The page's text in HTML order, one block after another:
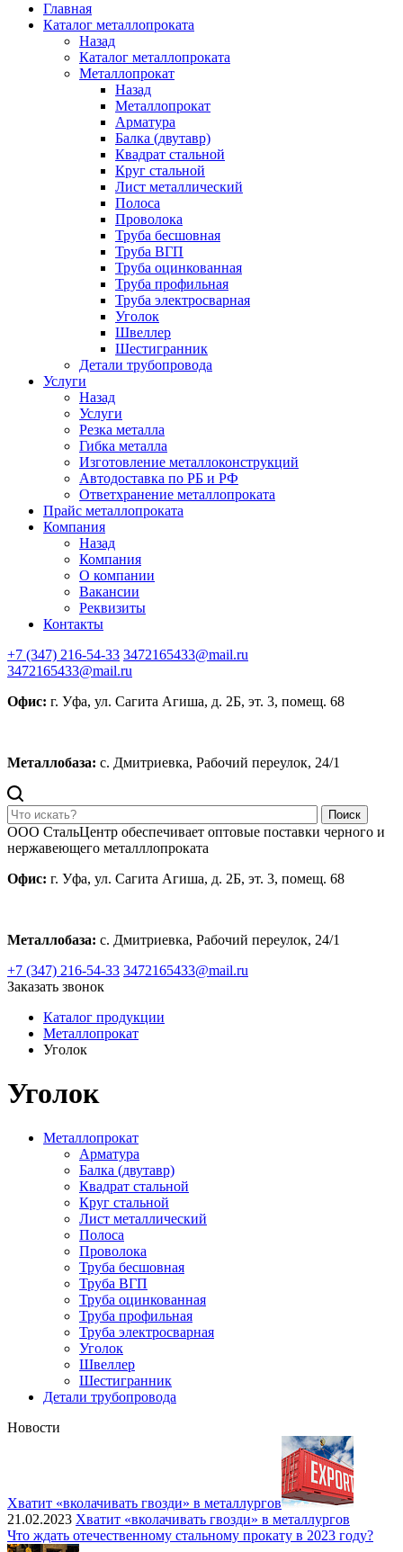
Главная
Каталог металлопроката
Назад
Каталог металлопроката
Металлопрокат
Назад
Металлопрокат
Арматура
Балка (двутавр)
Квадрат стальной
Круг стальной
Лист металлический
Полоса
Проволока
Труба бесшовная
Труба ВГП
Труба оцинкованная
Труба профильная
Труба электросварная
Уголок
Швеллер
Шестигранник
Детали трубопровода
Услуги
Назад
Услуги
Резка металла
Гибка металла
Изготовление металлоконструкций
Автодоставка по РБ и РФ
Ответхранение металлопроката
Прайс металлопроката
Компания
Назад
Компания
О компании
Вакансии
Реквизиты
Контакты
+7 (347) 216-54-33 3472165433@mail.ru
3472165433@mail.ru
Офис: г. Уфа, ул. Сагита Агиша, д. 2Б, эт. 3, помещ. 68
Металлобаза: с. Дмитриевка, Рабочий переулок, 24/1
Поиск
ООО СтальЦентр обеспечивает оптовые поставки черного и
нержавеющего металллопроката
Офис: г. Уфа, ул. Сагита Агиша, д. 2Б, эт. 3, помещ. 68
Металлобаза: с. Дмитриевка, Рабочий переулок, 24/1
+7 (347) 216-54-33 3472165433@mail.ru
Заказать звонок
Каталог продукции
Металлопрокат
Уголок
Уголок
Металлопрокат
Арматура
Балка (двутавр)
Квадрат стальной
Круг стальной
Лист металлический
Полоса
Проволока
Труба бесшовная
Труба ВГП
Труба оцинкованная
Труба профильная
Труба электросварная
Уголок
Швеллер
Шестигранник
Детали трубопровода
Новости
Хватит «вколачивать гвозди» в металлургов
21.02.2023 Хватит «вколачивать гвозди» в металлургов
Что ждать отечественному стальному прокату в 2023 году?